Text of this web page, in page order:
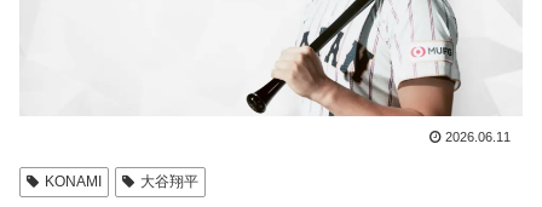
2026.06.11
KONAMI 大谷翔平